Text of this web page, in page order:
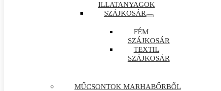
ILLATANYAGOK
SZÁJKOSÁR
FÉM
SZÁJKOSÁR
TEXTIL
SZÁJKOSÁR
MŰCSONTOK MARHABŐRBŐL